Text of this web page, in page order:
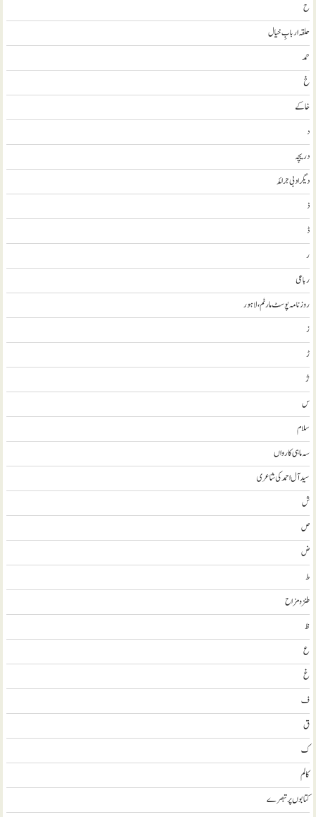
ح
حلقہ اربابِ خیال
حمد
خ
خاکے
د
دریچہ
ديگر ادبی جرائد
ذ
ڈ
ر
رباعی
روزنامہ پوسٹ مارٹم، لاہور
ز
ڑ
ژ
س
سلام
سہ ماہی کارواں
سيد آل احمد کی شاعری
ش
ص
ض
ط
طنز و مزاح
ظ
ع
غ
ف
ق
ک
کالم
کتابوں پر تبصرے